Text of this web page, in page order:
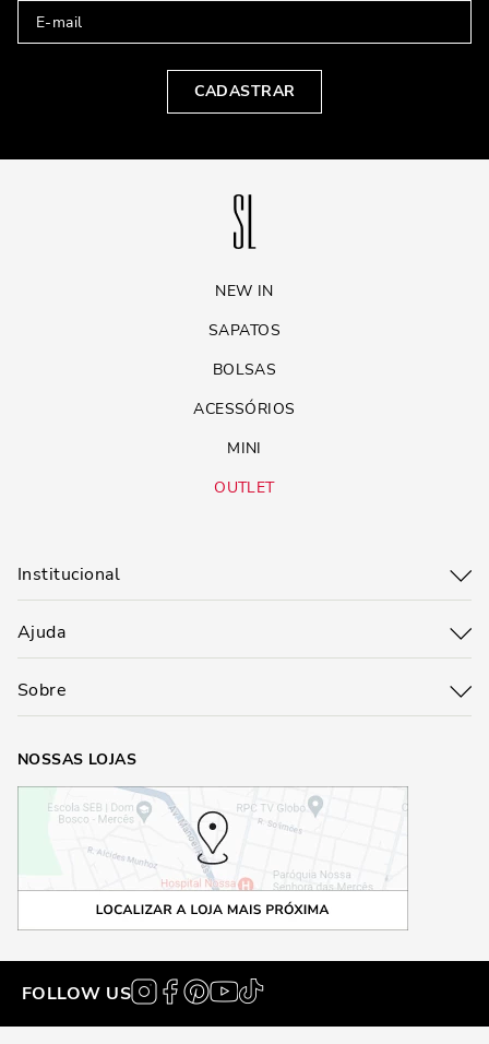
CADASTRAR
NEW IN
SAPATOS
BOLSAS
ACESSÓRIOS
MINI
OUTLET
Institucional
Ajuda
Sobre
NOSSAS LOJAS
FOLLOW US